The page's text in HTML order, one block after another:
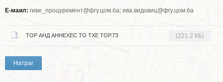
Е-маил: гиве_процуремент@фгу.цом.ба; ива.видовиц@фгу.цом.ба
ТОР АНД АННЕXЕС ТО ТХЕ ТОР.7З (221.2 КБ)
Натраг